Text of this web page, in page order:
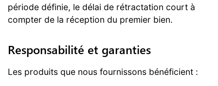
période définie, le délai de rétractation court à
compter de la réception du premier bien.
Responsabilité et garanties
Les produits que nous fournissons bénéficient :